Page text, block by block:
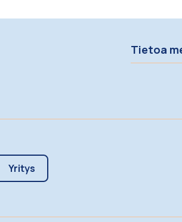
Tietoa
Yritys